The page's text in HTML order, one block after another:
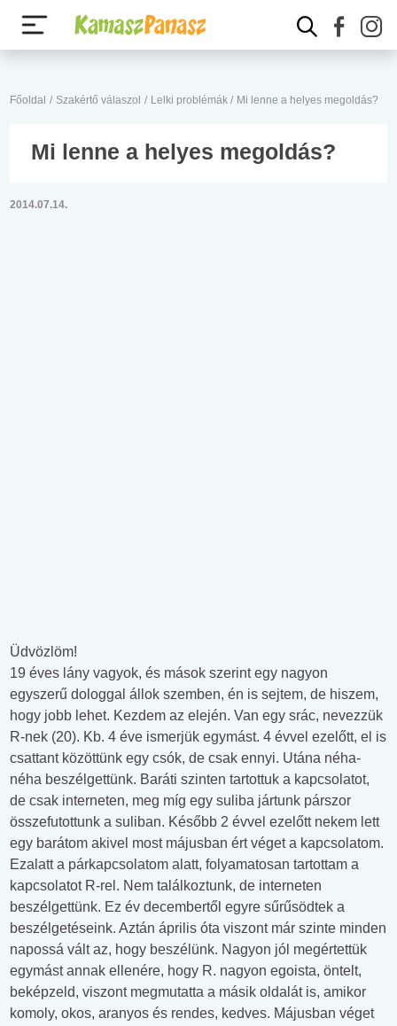
Főoldal / Szakértő válaszol / Lelki problémák / Mi lenne a helyes megoldás?
Mi lenne a helyes megoldás?
2014.07.14.
Üdvözlöm!
19 éves lány vagyok, és mások szerint egy nagyon
egyszerű dologgal állok szemben, én is sejtem, de hiszem,
hogy jobb lehet. Kezdem az elején. Van egy srác, nevezzük
R-nek (20). Kb. 4 éve ismerjük egymást. 4 évvel ezelőtt, el is
csattant közöttünk egy csók, de csak ennyi. Utána néha-
néha beszélgettünk. Baráti szinten tartottuk a kapcsolatot,
de csak interneten, meg míg egy suliba jártunk párszor
összefutottunk a suliban. Később 2 évvel ezelőtt nekem lett
egy barátom akivel most májusban ért véget a kapcsolatom.
Ezalatt a párkapcsolatom alatt, folyamatosan tartottam a
kapcsolatot R-rel. Nem találkoztunk, de interneten
beszélgettünk. Ez év decembertől egyre sűrűsödtek a
beszélgetéseink. Aztán április óta viszont már szinte minden
napossá vált az, hogy beszélünk. Nagyon jól megértettük
egymást annak ellenére, hogy R. nagyon egoista, öntelt,
beképzeld, viszont megmutatta a másik oldalát is, amikor
komoly, okos, aranyos és rendes, kedves. Májusban véget